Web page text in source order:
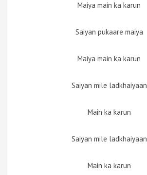
Maiya main ka karun
Saiyan pukaare maiya
Maiya main ka karun
Saiyan mile ladkhaiyaan
Main ka karun
Saiyan mile ladkhaiyaan
Main ka karun